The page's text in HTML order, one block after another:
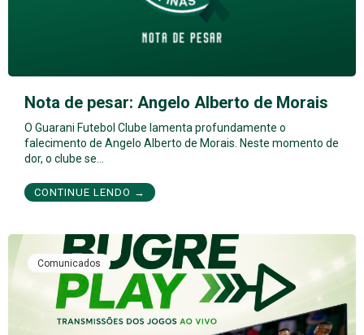
Nota de pesar: Angelo Alberto de Morais
O Guarani Futebol Clube lamenta profundamente o
falecimento de Angelo Alberto de Morais. Neste momento de
dor, o clube se…
CONTINUE LENDO →
Comunicados